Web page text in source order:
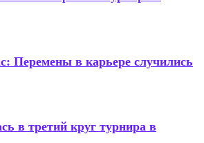
Перемены в карьере случились
в третий круг турнира в